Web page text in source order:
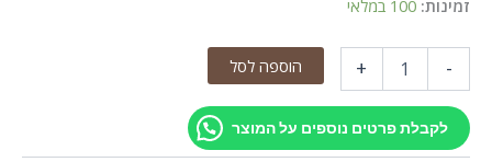
זמינות: 100 במלאי
-
AON3000RM-
2
+ הוספה לסל
לקבלת פרטים נוספים על המוצר